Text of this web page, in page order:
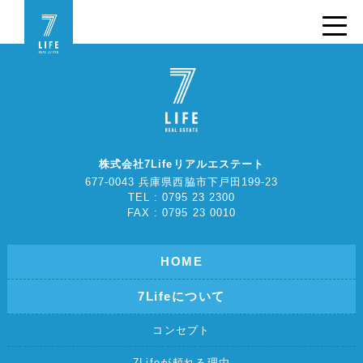
株式会社7Lifeリアルエステート
677-0043 兵庫県西脇市下戸田199-23
TEL : 0795 23 2300
FAX : 0795 23 0010
HOME
7Lifeについて
コンセプト